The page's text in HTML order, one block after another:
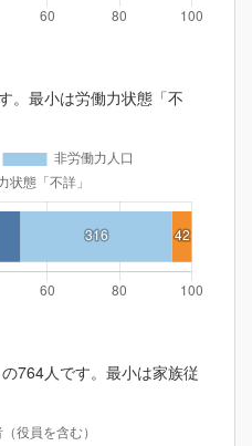
。最小は労働力状態「不
764人です。最小は家族従